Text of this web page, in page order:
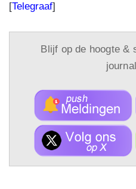
[Telegraaf]
Blijf op de hoogte &